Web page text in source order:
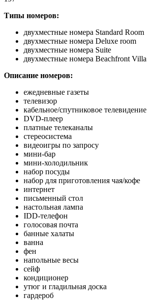
Типы номеров:
двухместные номера Standard Room
двухместные номера Deluxe room
двухместные номера Suite
двухместные номера Beachfront Villa
Описание номеров:
ежедневные газеты
телевизор
кабельное/спутниковое телевидение
DVD-плеер
платные телеканалы
стереосистема
видеоигры по запросу
мини-бар
мини-холодильник
набор посуды
набор для приготовления чая/кофе
интернет
письменный стол
настольная лампа
IDD-телефон
голосовая почта
банные халаты
ванна
фен
напольные весы
сейф
кондиционер
утюг и гладильная доска
гардероб